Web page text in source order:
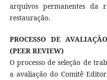
arquivos permanentes da
restauração.
PROCESSO DE
(PEER REVIEW)
O processo de seleção de
a avaliação do Comitê